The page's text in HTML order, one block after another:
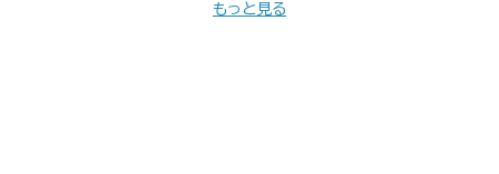
もっと見る